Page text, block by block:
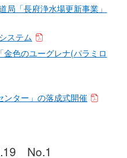
局「長府浄水場更新事業」
ステム
色のユーグレナ(パラミロ
ンター」の落成式開催
No.1